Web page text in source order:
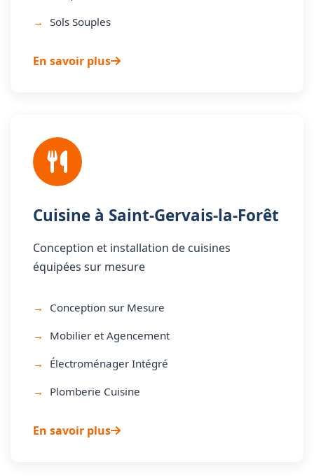
Sols Souples
En savoir plus
Cuisine à Saint-Gervais-la-Forêt
Conception et installation de cuisines
équipées sur mesure
Conception sur Mesure
Mobilier et Agencement
Électroménager Intégré
Plomberie Cuisine
En savoir plus